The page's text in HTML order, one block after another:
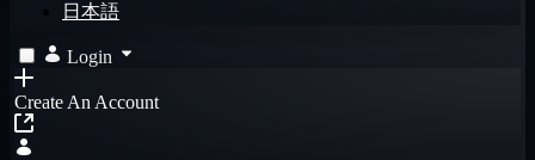
日本語
Login
Create An Account